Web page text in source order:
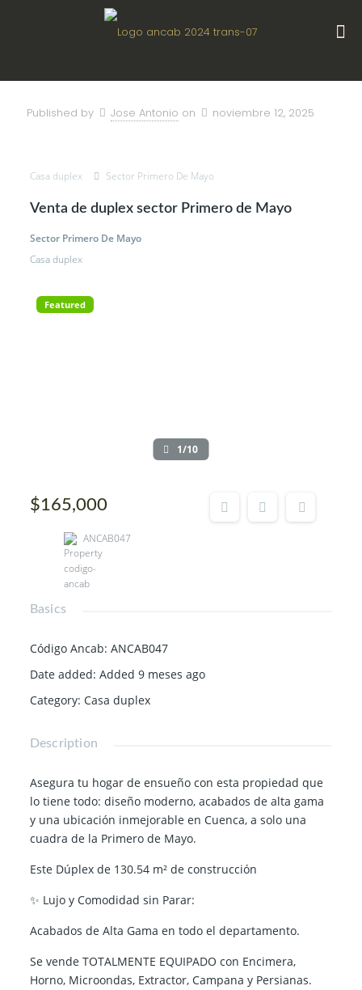
Published by Jose Antonio on noviembre 12, 2025
Casa duplex Sector Primero De Mayo
Venta de duplex sector Primero de Mayo
Sector Primero De Mayo
Casa duplex
Featured
1/10
$165,000
ANCAB047
Basics
Código Ancab: ANCAB047
Date added: Added 9 meses ago
Category: Casa duplex
Description
Asegura tu hogar de ensueño con esta propiedad que
lo tiene todo: diseño moderno, acabados de alta gama
y una ubicación inmejorable en Cuenca, a solo una
cuadra de la Primero de Mayo.
Este Dúplex de 130.54 m² de construcción
✨ Lujo y Comodidad sin Parar:
Acabados de Alta Gama en todo el departamento.
Se vende TOTALMENTE EQUIPADO con Encimera,
Horno, Microondas, Extractor, Campana y Persianas.